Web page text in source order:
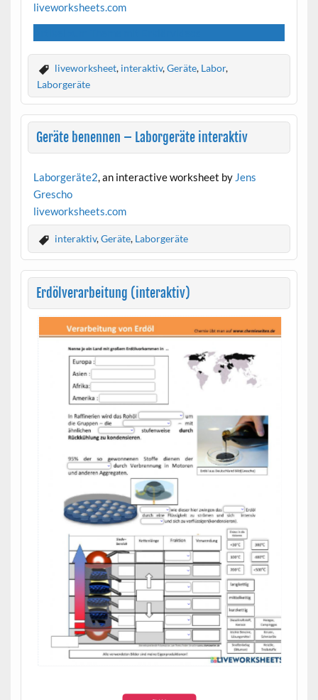
liveworksheets.com
liveworksheet, interaktiv,Geräte, Labor,
Laborgeräte
Geräte benennen – Laborgeräte interaktiv
Laborgeräte2, an interactive worksheet by Jens
Grescho
liveworksheets.com
interaktiv,Geräte, Laborgeräte
Erdölverarbeitung (interaktiv)